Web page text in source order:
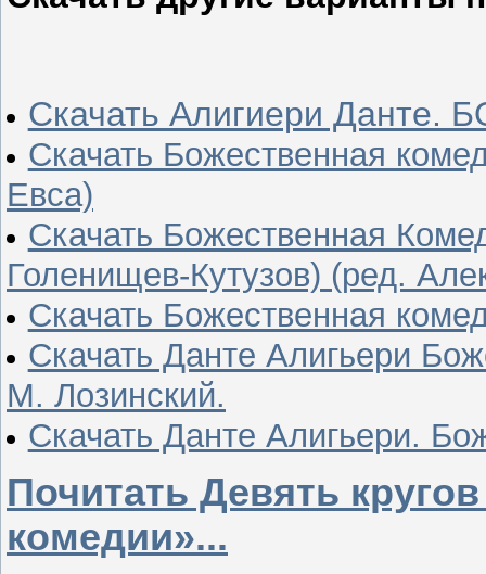
Скачать Алигиери
Скачать Божественная
Евса)
Скачать Божественная
Голенищев-Кутузов) (ред.
Скачать Божественная
Скачать Данте Алигьери
М. Лозинский.
Скачать Данте Алигьери.
Почитать Девять
комедии»...